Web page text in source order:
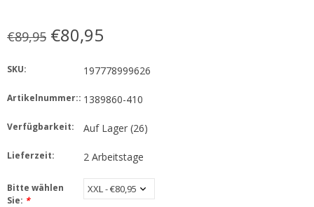
€89,95 €80,95
SKU: 197778999626
Artikelnummer:: 1389860-410
Verfügbarkeit: Auf Lager(26)
Lieferzeit: 2 Arbeitstage
Bitte wählen
Sie: *